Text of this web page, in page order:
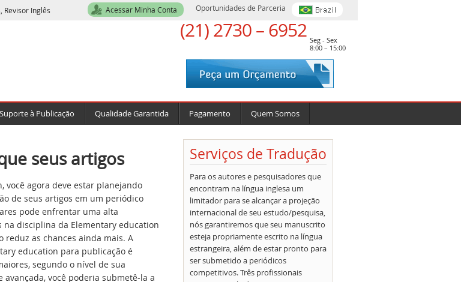
Revisor Inglês Acessar Minha Conta Oportunidades de Parceria
(21) 2730 – 6952 Seg - Sex
8:00 – 15:00
Suporte à Publicação Qualidade Garantida Pagamento Quem Somos
seus artigos
você agora deve estar planejando
de seus artigos em um periódico
pode enfrentar uma alta
na disciplina da Elementary education
as chances ainda mais. A
education para publicação é
segundo o nível de sua
você poderia submetê-la a
Serviços de Tradução
Para os autores e pesquisadores que
encontram na língua inglesa um
limitador para se alcançar a projeção
internacional de seu estudo/pesquisa,
nós garantiremos que seu manuscrito
esteja propriamente escrito na língua
estrangeira, além de estar pronto para
ser submetido a periódicos
competitivos. Três profissionais